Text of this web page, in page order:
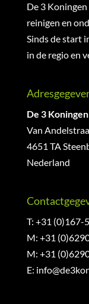
De 3
reinigen en
Sinds de start
in de regio en
De 3
Van
4651 TA
Nederland
T: +31 (0)167-
M: +31
M: +31
E: